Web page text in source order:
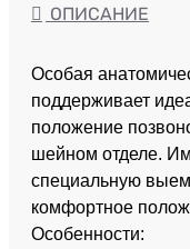
ОПИСАНИЕ
Особая
поддерживает
положение
шейном отделе.
специальную
комфортное
Особенности: